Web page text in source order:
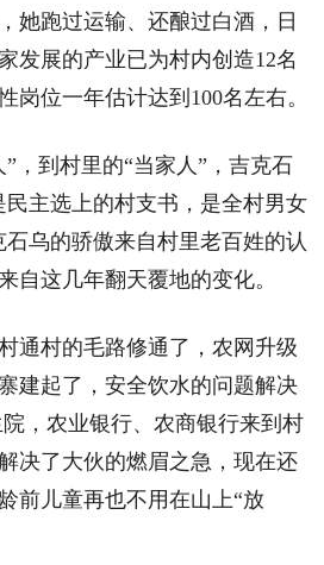
她跑过运输、还酿过白酒，日
发展的产业已为村内创造12名
岗位一年估计达到100名左右。
，到村里的“当家人”，吉克石
主选上的村支书，是全村男女
乌的骄傲来自村里老百姓的认
自这几年翻天覆地的变化。
通村的毛路修通了，农网升级
建起了，安全饮水的问题解决
，农业银行、农商银行来到村
决了大伙的燃眉之急，现在还
前儿童再也不用在山上“放